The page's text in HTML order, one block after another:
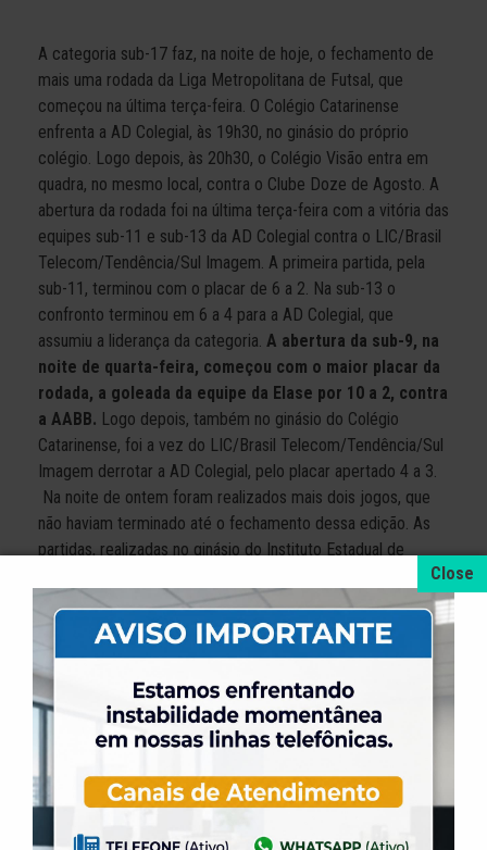
A categoria sub-17 faz, na noite de hoje, o fechamento de
mais uma rodada da Liga Metropolitana de Futsal, que
começou na última terça-feira. O Colégio Catarinense
enfrenta a AD Colegial, às 19h30, no ginásio do próprio
colégio. Logo depois, às 20h30, o Colégio Visão entra em
quadra, no mesmo local, contra o Clube Doze de Agosto. A
abertura da rodada foi na última terça-feira com a vitória das
equipes sub-11 e sub-13 da AD Colegial contra o LIC/Brasil
Telecom/Tendência/Sul Imagem. A primeira partida, pela
sub-11, terminou com o placar de 6 a 2. Na sub-13 o
confronto terminou em 6 a 4 para a AD Colegial, que
assumiu a liderança da categoria. A abertura da sub-9, na
noite de quarta-feira, começou com o maior placar da
rodada, a goleada da equipe da Elase por 10 a 2, contra
a AABB. Logo depois, também no ginásio do Colégio
Catarinense, foi a vez do LIC/Brasil Telecom/Tendência/Sul
Imagem derrotar a AD Colegial, pelo placar apertado 4 a 3.
Na noite de ontem foram realizados mais dois jogos, que
não haviam terminado até o fechamento dessa edição. As
partidas, realizadas no ginásio do Instituto Estadual de
Educação, foram pela categoria sub-11, entre ADIEE e Elase
e pela sub-17, entre ADIEE e Palhoça Futsal.
+ NOTÍCIAS
A promoção da taxa de adesão foi prorrogada